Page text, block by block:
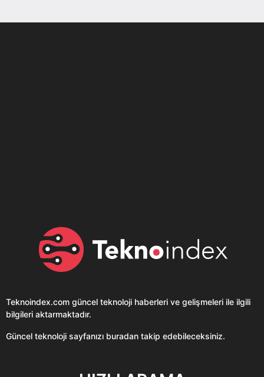
Teknoindex.com güncel teknoloji haberleri ve gelişmeleri ile ilgili
bilgileri aktarmaktadır.
Güncel teknoloji sayfanızı buradan takip edebileceksiniz.